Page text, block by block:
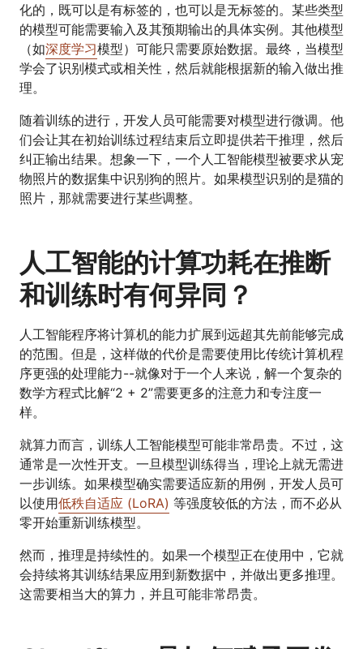
化的，既可以是有标签的，也可以是无标签的。某些类型
的模型可能需要输入及其预期输出的具体实例。其他模型
（如深度学习模型）可能只需要原始数据。最终，当模型
学会了识别模式或相关性，然后就能根据新的输入做出推
理。
随着训练的进行，开发人员可能需要对模型进行微调。他
们会让其在初始训练过程结束后立即提供若干推理，然后
纠正输出结果。想象一下，一个人工智能模型被要求从宠
物照片的数据集中识别狗的照片。如果模型识别的是猫的
照片，那就需要进行某些调整。
人工智能的计算功耗在推断
和训练时有何异同？
人工智能程序将计算机的能力扩展到远超其先前能够完成
的范围。但是，这样做的代价是需要使用比传统计算机程
序更强的处理能力--就像对于一个人来说，解一个复杂的
数学方程式比解“2 + 2”需要更多的注意力和专注度一
样。
就算力而言，训练人工智能模型可能非常昂贵。不过，这
通常是一次性开支。一旦模型训练得当，理论上就无需进
一步训练。如果模型确实需要适应新的用例，开发人员可
以使用低秩自适应 (LoRA) 等强度较低的方法，而不必从
零开始重新训练模型。
然而，推理是持续性的。如果一个模型正在使用中，它就
会持续将其训练结果应用到新数据中，并做出更多推理。
这需要相当大的算力，并且可能非常昂贵。